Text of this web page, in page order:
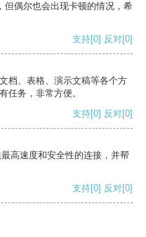
但偶尔也会出现卡顿的情况，希
支持[0] 反对[0]
档、表格、演示文稿等各个方
任务，非常方便。
支持[0] 反对[0]
高速度和安全性的连接，并帮
支持[0] 反对[0]